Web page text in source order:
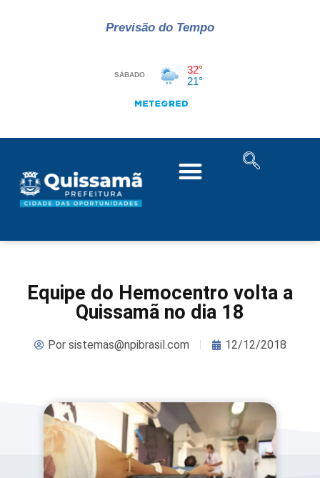
Previsão do Tempo
Equipe do Hemocentro volta a
Quissamã no dia 18
Porsistemas@npibrasil.com 12/12/2018